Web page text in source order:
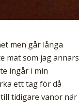
men går långa
mat som jag annars
ingår i min
ett tag för då
tidigare vanor när